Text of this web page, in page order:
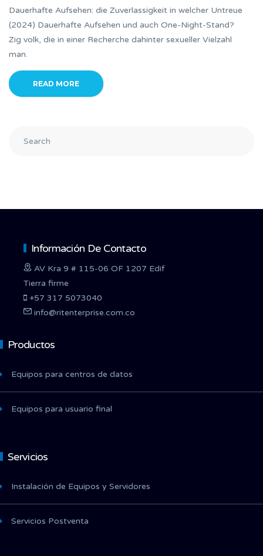
Dauerhafte Aufsehen: die Zuverlassigkeit in welcher Untreue
(2024) Dauerhafte Aufsehen und auch One-Night-Stand?
Zig volk, die in einer Recherche dahinter sexueller Vielzahl
man.
READ MORE
Información De Contacto
AV Kra 9 # 115-06 OF 1207 Edif
Tierra firme
+57 317 5073040
info@ritenterprise.com.co
Productos
Equipos para centros de datos
Equipos para usuario final
Servicios
Instalación de Equipos y Servidores
Servicios Postventa